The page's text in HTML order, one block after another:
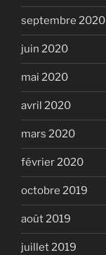
septembre 2020
juin 2020
mai 2020
avril 2020
mars 2020
février 2020
octobre 2019
août 2019
juillet 2019